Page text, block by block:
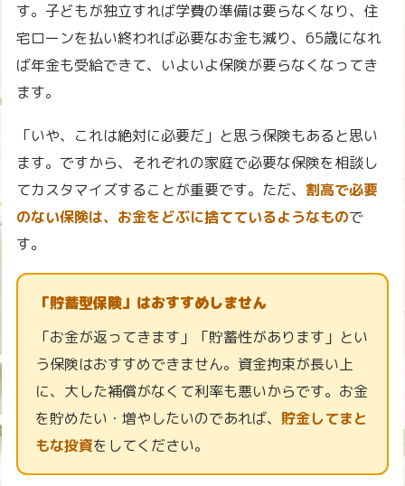
す。子どもが独立すれば学費の準備は要らなくなり、住
宅ローンを払い終われば必要なお金も減り、65歳になれ
ば年金も受給できて、いよいよ保険が要らなくなってき
ます。
「いや、これは絶対に必要だ」と思う保険もあると思い
ます。ですから、それぞれの家庭で必要な保険を相談し
てカスタマイズすることが重要です。ただ、 割高で必要
のない保険は、お金をどぶに捨てているようなもので
す。
「貯蓄型保険」はおすすめしません
「お金が返ってきます」「貯蓄性があります」とい
う保険はおすすめできません。資金拘束が長い上
に、大した補償がなくて利率も悪いからです。お金
を貯めたい・増やしたいのであれば、貯金してまと
もな投資をしてください。